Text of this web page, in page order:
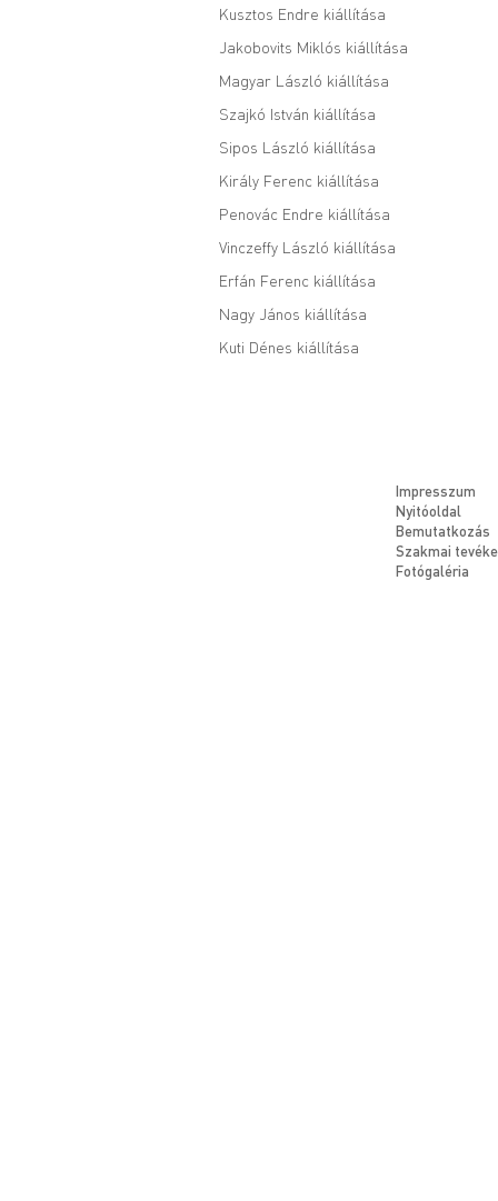
Kusztos Endre kiállítása
Jakobovits Miklós kiállítása
Magyar László kiállítása
Szajkó István kiállítása
Sipos László kiállítása
Király Ferenc kiállítása
Penovác Endre kiállítása
Vinczeffy László kiállítása
Erfán Ferenc kiállítása
Nagy János kiállítása
Kuti Dénes kiállítása
Impresszum
Nyitóoldal
Bemutatkozás
Szakmai
Fotógaléria